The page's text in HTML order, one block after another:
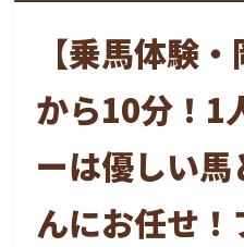
【乗馬体験
から10分！1
ーは優しい
んにお任せ